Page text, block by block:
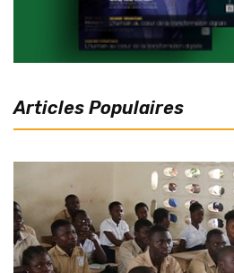
Articles Populaires